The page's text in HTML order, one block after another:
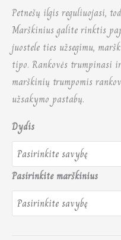
Petnešų ilgis reguliuojasi,
Marškinius galite rinktis
juostele ties užsegimu,
tipo. Rankovės trumpinasi
marškinių trumpomis
užsakymo pastabų.
Dydis
Pasirinkite marškinius